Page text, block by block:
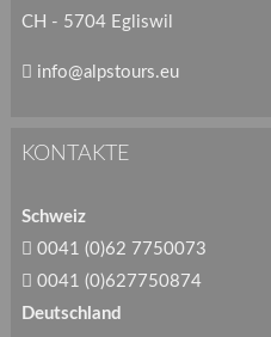
CH - 5704 Egliswil
info@alpstours.eu
KONTAKTE
Schweiz
0041 (0)62 7750073
0041 (0)627750874
Deutschland